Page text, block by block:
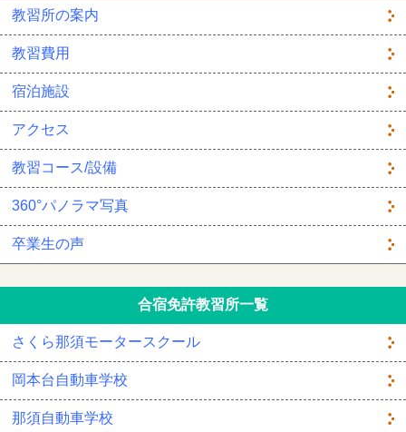
教習所の案内
教習費用
宿泊施設
アクセス
教習コース/設備
360°パノラマ写真
卒業生の声
合宿免許教習所一覧
さくら那須モータースクール
岡本台自動車学校
那須自動車学校